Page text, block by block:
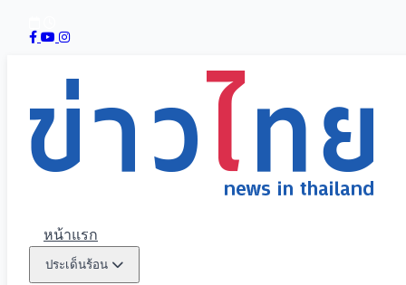
หน้าแรก
ประเด็นร้อน